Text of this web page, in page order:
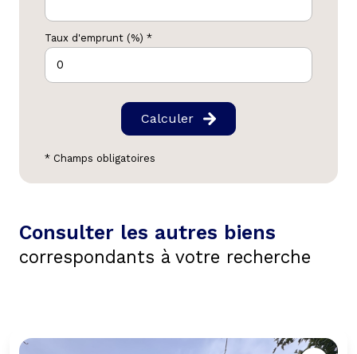
Taux d'emprunt (%) *
Calculer
* Champs obligatoires
Consulter les autres biens
correspondants à votre recherche